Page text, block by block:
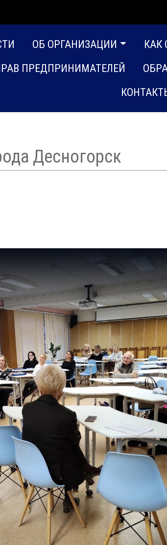
ОБ ОРГАНИЗАЦИИ
КАК
ПРЕДПРИНИМАТЕЛЕЙ
Десногорск